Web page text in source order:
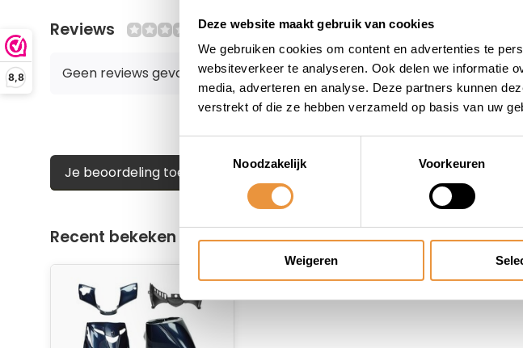
Deze website maakt gebruik van cookies
We gebruiken cookies om content en advertenties te
websiteverkeer te analyseren. Ook delen we informatie
media, adverteren en analyse. Deze partners kunnen
verstrekt of die ze hebben verzameld op basis van uw
Noodzakelijk
Voorkeuren
Weigeren
8,8
Reviews 0/10
Geen reviews gevonden
Je beoordeling toevoegen
Recent bekeken